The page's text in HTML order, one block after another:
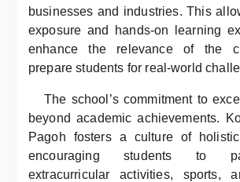
businesses and industries. This
exposure and hands-on learning
enhance the relevance of the
prepare students for real-world
The school’s commitment to
beyond academic achievements.
Pagoh fosters a culture of holistic
encouraging students to
extracurricular activities, sports,